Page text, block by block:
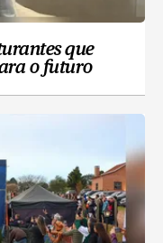
que
o futuro